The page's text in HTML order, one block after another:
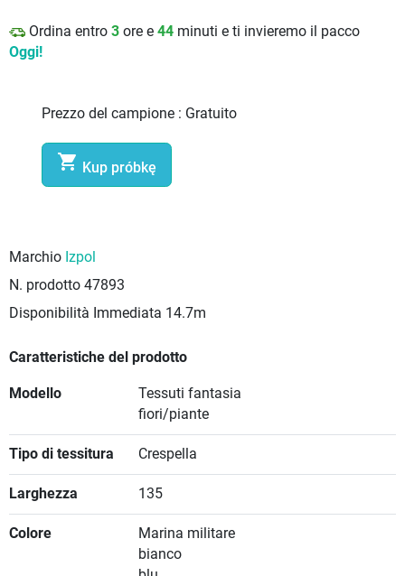
Ordina entro 3 ore e 44 minuti e ti invieremo il pacco
Oggi!
Prezzo del campione : Gratuito
 Kup próbkę
Marchio Izpol
N. prodotto 47893
Disponibilità Immediata 14.7m
Caratteristiche del prodotto
Modello
Tessuti fantasia
fiori/piante
Tipo di tessitura Crespella
Larghezza 135
Colore
Marina militare
bianco